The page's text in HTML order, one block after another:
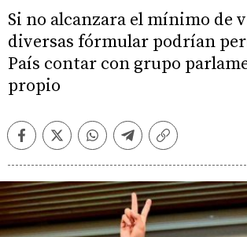
Si no alcanzara el mínimo de
diversas fórmular podrían
País contar con grupo
propio
FacebookTwitterWhatsappTelegramCopiar